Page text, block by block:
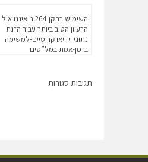
השימוש בתקן h.264 איננו אולי
הרעיון הטוב ביותר עבור הזנת
נתוני וידיאו קריטיים-למשימה
בזמן-אמת במל”טים
תגובות סגורות